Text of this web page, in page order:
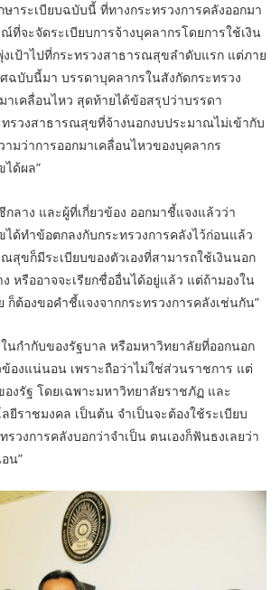
ษาระเบียบฉบับนี้ ที่ทางกระทรวงการคลังออกมา
ที่จะจัดระเบียบการจ้างบุคลากรโดยการใช้เงิน
เป้าไปที่กระทรวงสาธารณสุขลำดับแรก แต่ภาย
ฉบับนี้มา บรรดาบุคลากรในสังกัดกระทรวง
เคลื่อนไหว สุดท้ายได้ข้อสรุปว่าบรรดา
รวงสาธารณสุขที่จ้างนอกงบประมาณไม่เข้ากับ
มว่าการออกมาเคลื่อนไหวของบุคลากร
ด้ผล”
ลาง และผู้ที่เกี่ยวข้อง ออกมาชี้แจงแล้วว่า
ด้ทำข้อตกลงกับกระทรวงการคลังไว้ก่อนแล้ว
สุขก็มีระเบียบของตัวเองที่สามารถใช้เงินนอก
หรืออาจจะเรียกชื่ออื่นได้อยู่แล้ว แต่ถ้ามองใน
ก็ต้องขอคำชี้แจงจากกระทรวงการคลังเช่นกัน”
นกำกับของรัฐบาล หรือมหาวิทยาลัยที่ออกนอก
ข้องแน่นอน เพราะถือว่าไม่ใช่ส่วนราชการ แต่
งรัฐ โดยเฉพาะมหาวิทยาลัยราชภัฏ และ
ยีราชมงคล เป็นต้น จำเป็นจะต้องใช้ระเบียบ
วงการคลังบอกว่าจำเป็น ตนเองก็ฟันธงเลยว่า
น”